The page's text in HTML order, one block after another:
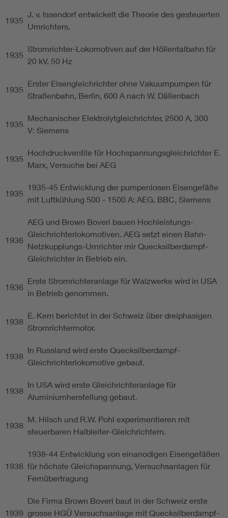
1935
J. v. Issendorf entwickelt die Theorie des gesteuerten
Umrichters.
1935
Stromrichter-Lokomotiven auf der Höllentalbahn für
20 kV, 50 Hz
1935
Erster Eisengleichrichter ohne Vakuumpumpen für
Straßenbahn, Berlin, 600 A nach W. Dällenbach
1935
Mechanischer Elektrolytgleichrichter, 2500 A, 300
V: Siemens
1935
Hochdruckventile für Hochspannungsgleichrichter E.
Marx, Versuche bei AEG
1935
1935-45 Entwicklung der pumpenlosen Eisengefäße
mit Luftkühlung 500 - 1500 A: AEG, BBC, Siemens
1936
AEG und Brown Boveri bauen Hochleistungs-
Gleichrichterlokomotiven. AEG setzt einen Bahn-
Netzkupplungs-Umrichter mir Quecksilberdampf-
Gleichrichter in Betrieb ein.
1936
Erste Stromrichteranlage für Walzwerke wird in USA
in Betrieb genommen.
1938
E. Kern berichtet in der Schweiz über dreiphasigen
Stromrichtermotor.
1938
In Russland wird erste Quecksilberdampf-
Gleichrichterlokomotive gebaut.
1938
In USA wird erste Gleichrichteranlage für
Aluminiumherstellung gebaut.
1938
M. Hilsch und R.W. Pohl experimentieren mit
steuerbaren Halbleiter-Gleichrichtern.
1938
1938-44 Entwicklung von einanodigen Eisengefäßen
für höchste Gleichspannung, Versuchsanlagen für
Fernübertragung
1939
Die Firma Brown Boveri baut in der Schweiz erste
grosse HGÜ Versuchsanlage mit Quecksilberdampf-